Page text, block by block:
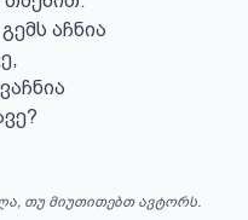
აჩნია
თუ მიუთითებთ ავტორს.